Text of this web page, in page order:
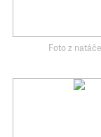
Foto z